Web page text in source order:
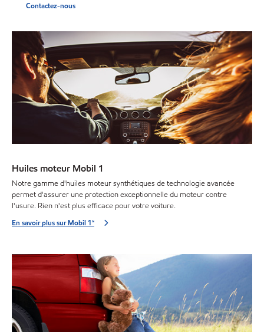
Contactez-nous
Huiles moteur Mobil 1
Notre gamme d'huiles moteur synthétiques de technologie avancée
permet d'assurer une protection exceptionnelle du moteur contre
l'usure. Rien n'est plus efficace pour votre voiture.
En savoir plus sur Mobil 1™